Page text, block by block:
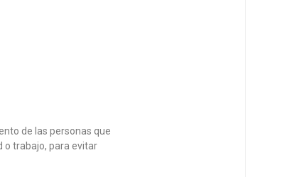
de las personas que
o trabajo, para evitar